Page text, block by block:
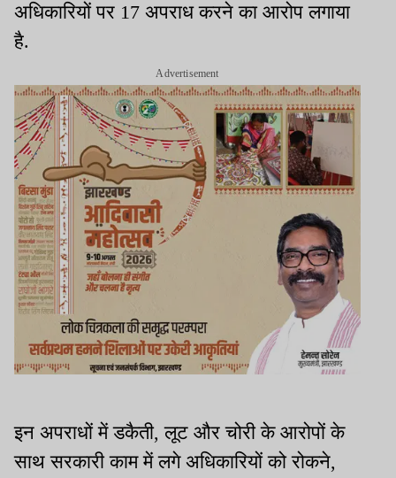
अधिकारियों पर 17 अपराध करने का आरोप लगाया
है.
Advertisement
इन अपराधों में डकैती, लूट और चोरी के आरोपों के
साथ सरकारी काम में लगे अधिकारियों को रोकने,